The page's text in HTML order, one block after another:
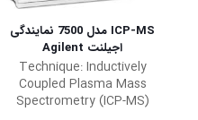
ICP-MS مدل 7500 نمایندگی
اجیلنت Agilent
Technique: Inductively
Coupled Plasma Mass
Spectrometry (ICP-MS)